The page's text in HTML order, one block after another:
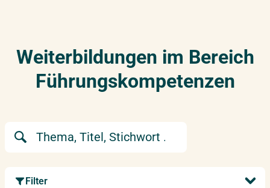
Weiterbildungen im Bereich
Führungskompetenzen
Filter